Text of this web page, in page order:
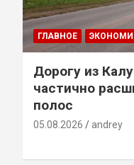
ГЛАВНОЕ
Дорогу из
частично
полос
05.08.2026 andrey